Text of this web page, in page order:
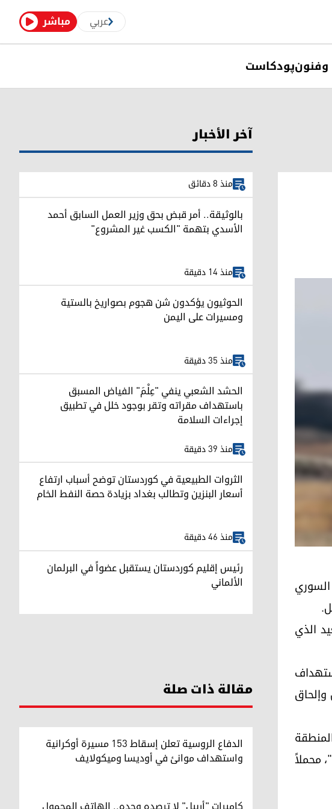
مباشر عربي
وفنونپودکاست
السوري
الذي
محملاً
آخر الأخبار
منذ 8 دقائق
بالوثيقة.. أمر قبض بحق وزير العمل السابق أحمد
الأسدي بتهمة "الكسب غير المشروع"
منذ 14 دقيقة
الحوثيون يؤكدون شن هجوم بصواريخ بالستية
ومسيرات على اليمن
منذ 35 دقيقة
الحشد الشعبي ينفي "عِلْمَ" الفياض المسبق
باستهداف مقراته وتقر بوجود خلل في تطبيق
إجراءات السلامة
منذ 39 دقيقة
الثروات الطبيعية في كوردستان توضح أسباب ارتفاع
أسعار البنزين وتطالب بغداد بزيادة حصة النفط الخام
منذ 46 دقيقة
رئيس إقليم كوردستان يستقبل عضواً في البرلمان
الألماني
مقالة ذات صلة
الدفاع الروسية تعلن إسقاط 153 مسيرة أوكرانية
واستهداف موانئ في أوديسا وميكولايف